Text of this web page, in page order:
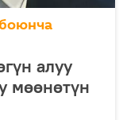
алуу
мөөнөтүн